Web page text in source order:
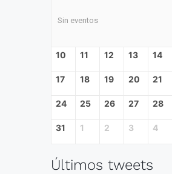
Sin eventos
10 11 12 13 14
17 18 19 20 21
24 25 26 27 28
31 1 2 3 4
Últimos tweets